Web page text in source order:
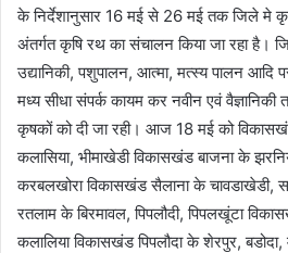
के निर्देशानुसार 16 मई से 26 मई तक जिले मे
अंतर्गत कृषि रथ का संचालन किया जा रहा है।
उद्यानिकी, पशुपालन, आत्मा, मत्स्य पालन आदि
मध्य सीधा संपर्क कायम कर नवीन एवं वैज्ञानिकी
कृषकों को दी जा रही। आज 18 मई को
कलासिया, भीमाखेडी विकासखंड बाजना के
करबलखोरा विकासखंड सैलाना के चावडाखेडी,
रतलाम के बिरमावल, पिपलौदी, पिपलखूंटा
कलालिया विकासखंड पिपलौदा के शेरपुर,